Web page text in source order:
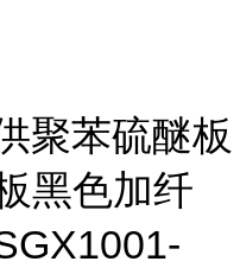
聚苯硫醚板
黑色加纤